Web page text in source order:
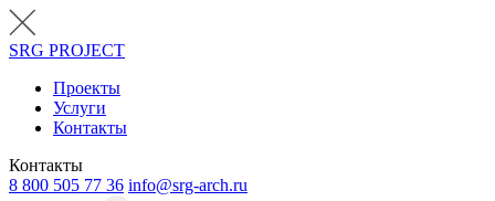
SRG PROJECT
Проекты
Услуги
Контакты
Контакты
8 800 505 77 36 info@srg-arch.ru